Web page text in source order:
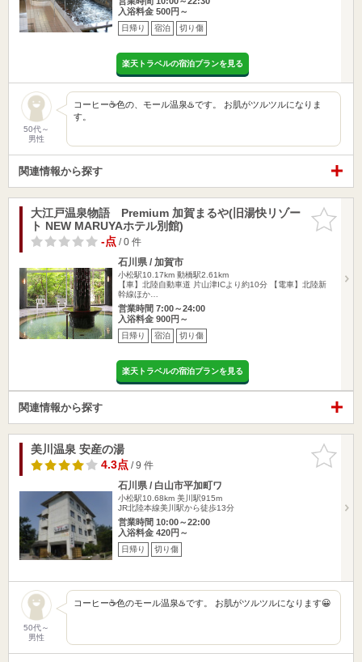
入浴料金 500円～
日帰り 宿泊 切り傷
楽天トラベルの宿泊プランを見る
50代～
男性
コーヒー☕️色の、モール温泉♨️です。 お肌がツルツルになりま
す。
関連情報から探す
お気に入
りに追加
大江戸温泉物語 Premium 加賀まるや(旧湯快リゾー
ト NEW MARUYAホテル別館)
-点/ 0 件
石川県 / 加賀市
小松駅10.17km 動橋駅2.61km
【車】北陸自動車道 片山津ICより約10分 【電車】北陸新
幹線ほか…
営業時間 7:00～24:00
入浴料金 900円～
日帰り 宿泊 切り傷
楽天トラベルの宿泊プランを見る
関連情報から探す
お気に入
りに追加
美川温泉 安産の湯
4.3点/ 9 件
石川県 / 白山市平加町ワ
小松駅10.68km 美川駅915m
JR北陸本線美川駅から徒歩13分
営業時間 10:00～22:00
入浴料金 420円～
日帰り 切り傷
50代～
男性
コーヒー☕️色のモール温泉♨️です。 お肌がツルツルになります😀